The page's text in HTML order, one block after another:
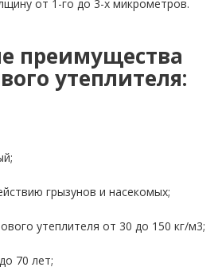
от 1-го до 3-х микрометров.
преимущества
утеплителя:
грызунов и насекомых;
утеплителя от 30 до 150 кг/м3;
70 лет;